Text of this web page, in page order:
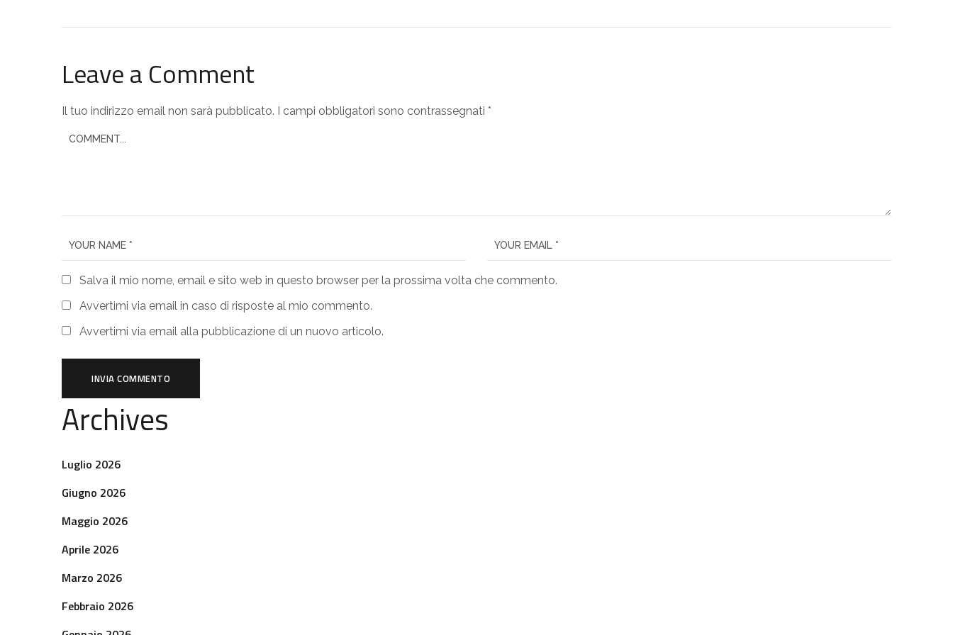
Leave a Comment
Il tuo indirizzo email non sarà pubblicato. I campi obbligatori sono contrassegnati *
Salva il mio nome, email e sito web in questo browser per la prossima volta che commento.
Avvertimi via email in caso di risposte al mio commento.
Avvertimi via email alla pubblicazione di un nuovo articolo.
Archives
Luglio 2026
Giugno 2026
Maggio 2026
Aprile 2026
Marzo 2026
Febbraio 2026